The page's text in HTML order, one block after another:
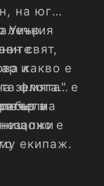
на юг
и
земята" е
в
Уиър
свят,
какво е
флота
на
е
екипаж.